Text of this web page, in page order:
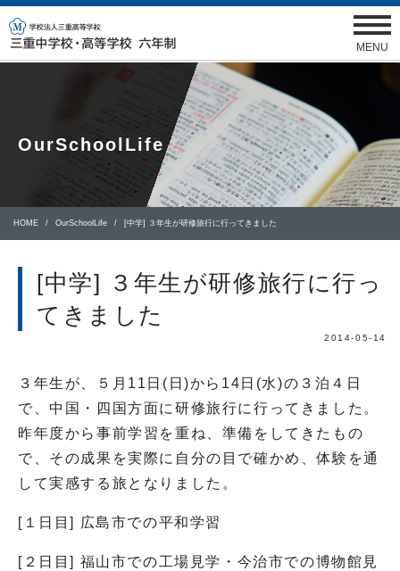
MENU
OurSchoolLife
HOME OurSchoolLife [中学] ３年生が研修旅行に行ってきました
[中学] ３年生が研修旅行に行っ
てきました
2014-05-14
３年生が、５月11日(日)から14日(水)の３泊４日
で、中国・四国方面に研修旅行に行ってきました。
昨年度から事前学習を重ね、準備をしてきたもの
で、その成果を実際に自分の目で確かめ、体験を通
して実感する旅となりました。
[１日目] 広島市での平和学習
[２日目] 福山市での工場見学・今治市での博物館見